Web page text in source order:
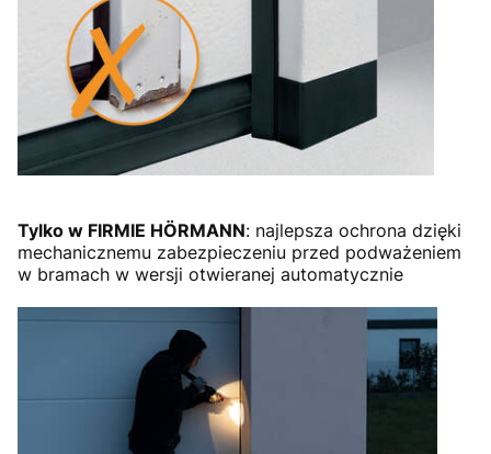
Tylko w FIRMIE HÖRMANN: najlepsza ochrona dzięki
mechanicznemu zabezpieczeniu przed podważeniem
w bramach w wersji otwieranej automatycznie